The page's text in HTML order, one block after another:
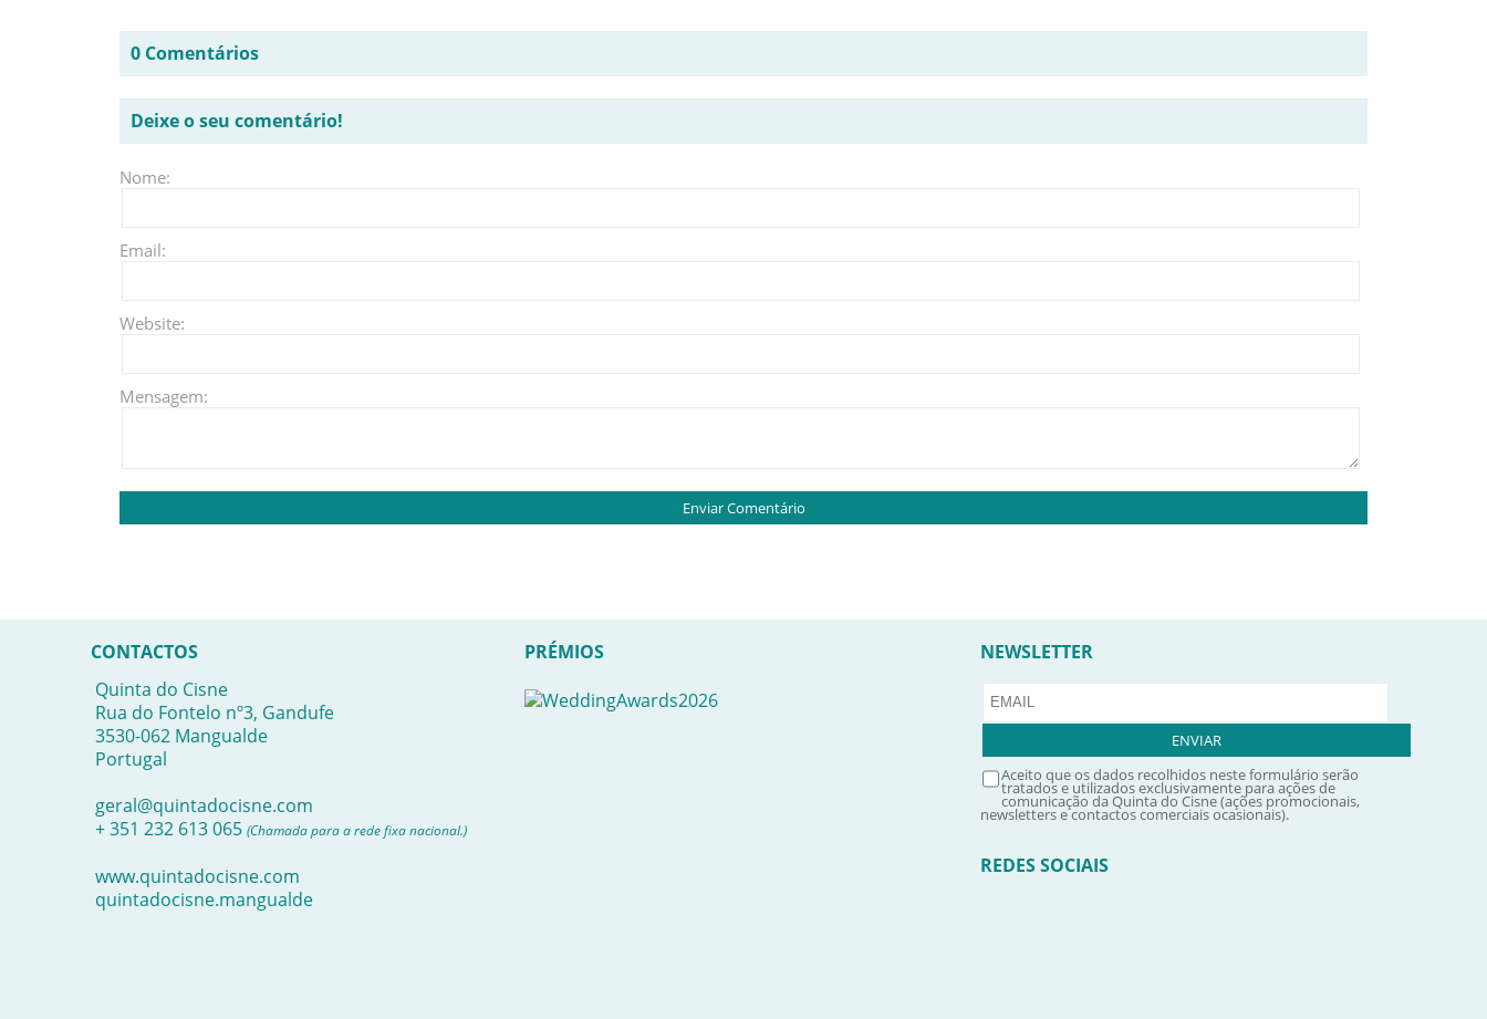
0 Comentários
Deixe o seu comentário!
Nome:
Email:
Website:
Mensagem:
CONTACTOS
Quinta do Cisne
Rua do Fontelo nº3, Gandufe
3530-062 Mangualde
Portugal
geral@quintadocisne.com
+ 351 232 613 065 (Chamada para a rede fixa nacional.)
www.quintadocisne.com
quintadocisne.mangualde
PRÉMIOS NEWSLETTER
Aceito que os dados recolhidos neste formulário serão
tratados e utilizados exclusivamente para ações de
comunicação da Quinta do Cisne (ações promocionais,
newsletters e contactos comerciais ocasionais).
REDES SOCIAIS